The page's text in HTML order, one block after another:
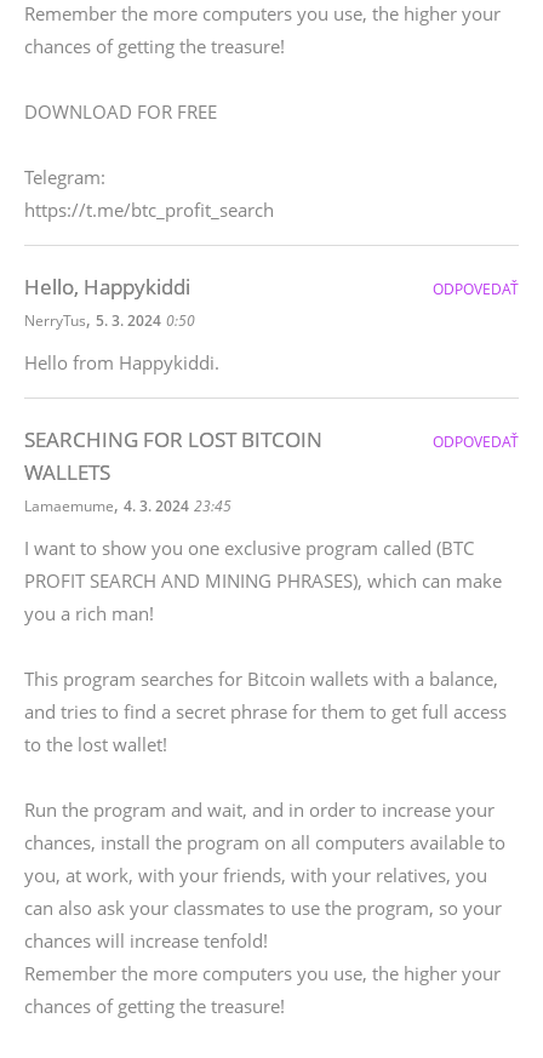
Remember the more computers you use, the higher your
chances of getting the treasure!
DOWNLOAD FOR FREE
Telegram:
https://t.me/btc_profit_search
Hello, Happykiddi
NerryTus, 5. 3. 2024 0:50
Hello from Happykiddi.
ODPOVEDAŤ
SEARCHING FOR LOST BITCOIN
WALLETS
Lamaemume, 4. 3. 2024 23:45
I want to show you one exclusive program called (BTC
PROFIT SEARCH AND MINING PHRASES), which can make
you a rich man!
This program searches for Bitcoin wallets with a balance,
and tries to find a secret phrase for them to get full access
to the lost wallet!
Run the program and wait, and in order to increase your
chances, install the program on all computers available to
you, at work, with your friends, with your relatives, you
can also ask your classmates to use the program, so your
chances will increase tenfold!
Remember the more computers you use, the higher your
chances of getting the treasure!
ODPOVEDAŤ